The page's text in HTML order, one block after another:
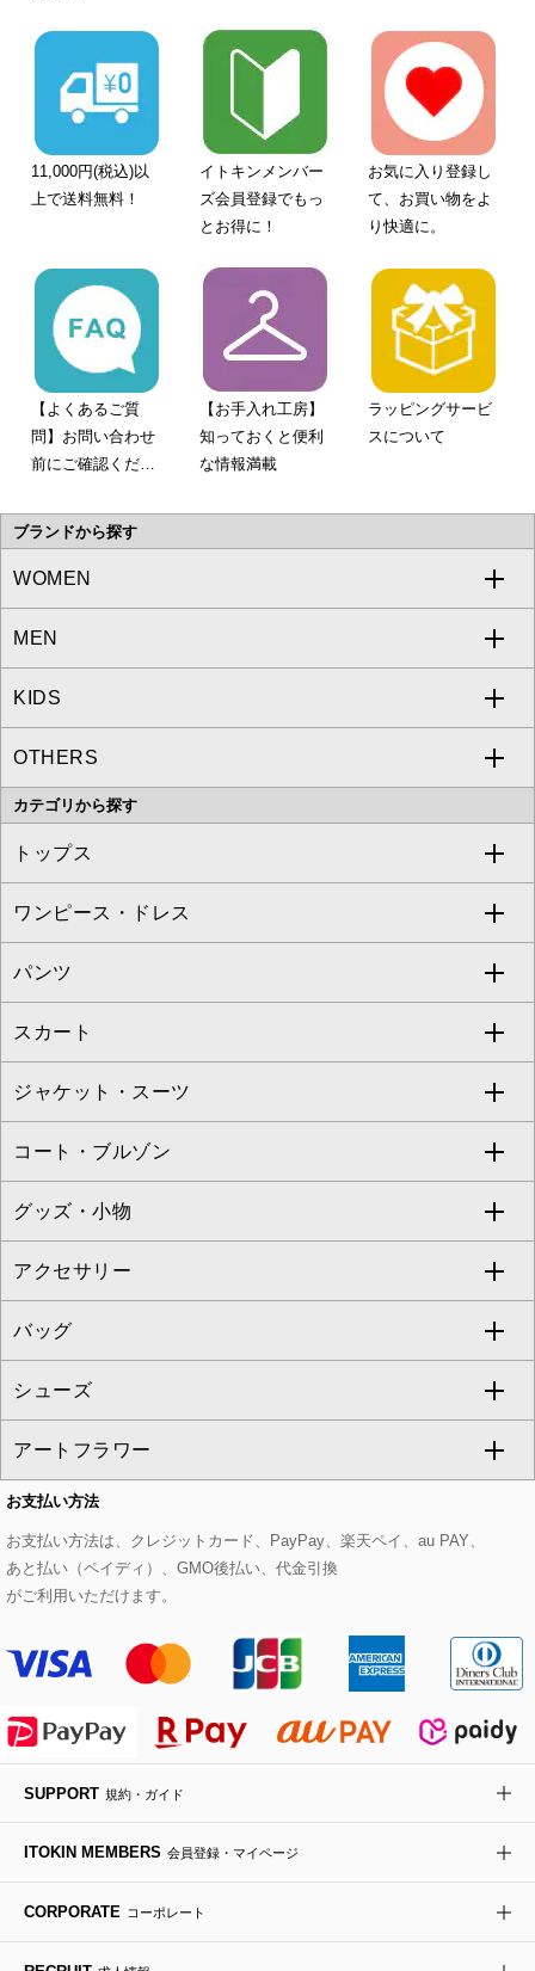
11,000円(税込)以
上で送料無料！
イトキンメンバー
ズ会員登録でもっ
とお得に！
お気に入り登録し
て、お買い物をよ
り快適に。
【よくあるご質
問】お問い合わせ
前にご確認くださ
【お手入れ工房】
知っておくと便利
な情報満載
ラッピングサービ
スについて
ブランドから探す
WOMEN
a.v.v
MICHEL KLEIN
MK MICHEL KLEIN
OFUON le MK
eur3
Maison de CINQ
MK MICHEL KLEIN BAG
HIROKO KOSHINO
MEN
a.v.v
MICHEL KLEIN HOMME
MK MICHEL KLEIN HOMME
KIDS
a.v.v
OTHERS
MK MICHEL KLEIN BAG
カテゴリから探す
トップス
すべてのトップス
カットソー・Tシャツ
ブラウス・シャツ
ニット・セーター
カーディガン
アンサンブルセット
ベスト・ジレ
パーカー
タンクトップ・キャミソール
スウェット・ジャージー
その他のトップス
ワンピース・ドレス
すべてのワンピース・ドレス
ワンピース
ドレス
チュニック
ジャンパースカート
その他のワンピース・ドレス
パンツ
すべてのパンツ
フルレングスパンツ
クロップド・半端丈パンツ
ガウチョ・ワイドパンツ
ハーフ・ショート丈パンツ
サロペット・オールインワン
その他のパンツ
スカート
すべてのスカート
ロング・マキシ丈スカート
ひざ丈スカート
ミモレ丈スカート
ショート・ミニ丈スカート
その他のスカート
ジャケット・スーツ
すべてのジャケット・スーツ
テーラードジャケット
ノーカラージャケット
セットアップ
セットアップジャケット
セットアップパンツ
セットアップスカート
セットアップワンピース
コート・ブルゾン
すべてのコート・ブルゾン
トレンチコート
ピーコート
ダッフルコート
チェスターコート
モッズコート
ステンカラーコート
ライダースジャケット
デニムジャケット
ダウンジャケット・コート
グッズ・小物
すべてのグッズ・小物
マスク
ストール・マフラー・スヌード
ベルト・サスペンダー
帽子
ヘアアクセサリー
ハンカチ・バンダナ
手袋
チャーム・ストラップ
アクセサリー
すべてのアクセサリー
ネックレス
ピアス・イヤリング
ブレスレット・バングル
ブローチ・コサージュ
バッグ
すべてのバッグ
トートバッグ
ショルダーバッグ
ボストンバッグ
バックパック・リュック
ボディバッグ・メッセンジャーバッグ
トラベルバッグ
シューズ
すべてのシューズ
パンプス
スニーカー
フラットシューズ
ローファー
ドレスシューズ
アートフラワー
すべてのアートフラワー
ローズ
カサブランカ・カラー
ラナンキュラス
ポプリアレンジ＆フレグランス
お支払い方法
お支払い方法は、クレジットカード、PayPay、楽天ペイ、au PAY、
あと払い（ペイディ）、GMO後払い、代金引換
がご利用いただけます。
SUPPORT 規約・ガイド
ITOKIN MEMBERS 会員登録・マイページ
CORPORATE コーポレート